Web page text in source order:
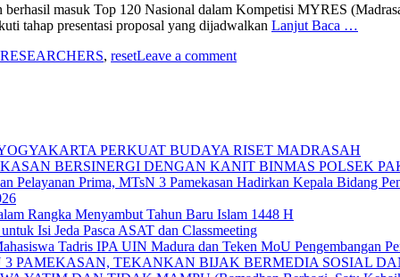
masuk Top 120 Nasional dalam Kompetisi MYRES
tahap presentasi proposal yang dijadwalkan Lanjut Baca …
RESEARCHERS, resetLeave a comment
PERKUAT BUDAYA RISET MADRASAH
BERSINERGI DENGAN KANIT BINMAS POLSEK
Pelayanan Prima, MTsN 3 Pamekasan Hadirkan Kepala Bidang
Rangka Menyambut Tahun Baru Islam 1448 H
Isi Jeda Pasca ASAT dan Classmeeting
Tadris IPA UIN Madura dan Teken MoU Pengembangan
PAMEKASAN, TEKANKAN BIJAK BERMEDIA SOSIAL